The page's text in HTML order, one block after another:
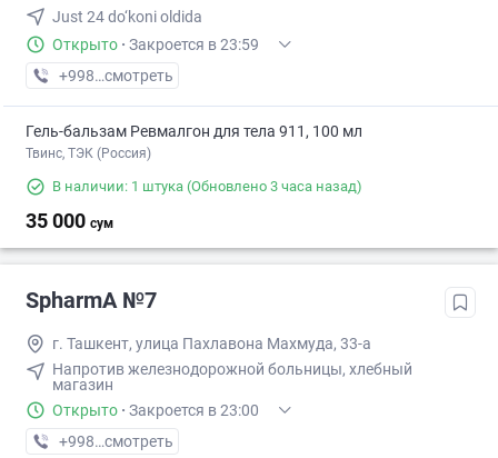
Just 24 do‘koni oldida
Открыто · Закроется в 23:59
+998 (77) XXX-XX-XX
смотреть
Гель-бальзам Ревмалгон для тела 911, 100 мл
Твинс, ТЭК (Россия)
В наличии: 1 штука (Обновлено 3 часа назад)
35 000 сум
SpharmA №7
г. Ташкент, улица Пахлавона Махмуда, 33-а
Напротив железнодорожной больницы, хлебный
магазин
Открыто · Закроется в 23:00
+998 (94) XXX-XX-XX
смотреть